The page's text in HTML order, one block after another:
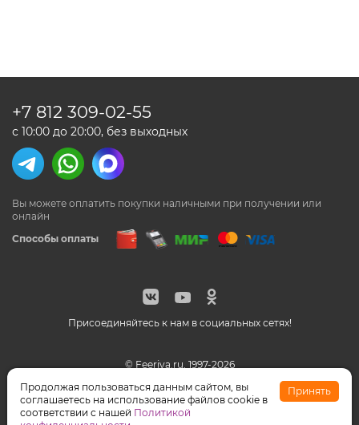
Присоединяйтесь к нам в социальных сетях!
© Feeriya.ru, 1997-2026
Способы оплаты
Вы можете оплатить покупки наличными при получении или
онлайн
+7 812 309-02-55
с 10:00 до 20:00, без выходных
WhatsApp принадлежат компании Meta, признанной
экстремистской организацией на территории РФ
Продолжая пользоваться данным сайтом, вы
соглашаетесь на использование файлов cookie в
соответствии с нашей Политикой
Принять